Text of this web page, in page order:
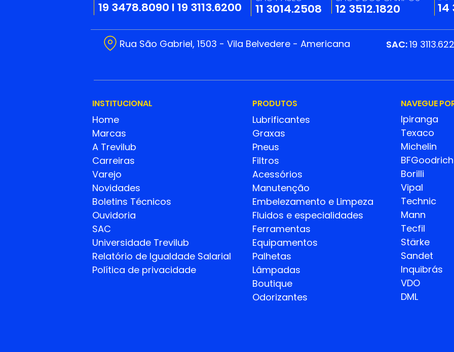
19 3478.8090 I19 3113.6200 11 3014.2508 12 3512.1820 14
Rua São Gabriel, 1503 - Vila Belvedere - Americana SAC:19
INSTITUCIONAL
Home
Marcas
A Trevilub
Carreiras
Varejo
Novidades
Boletins Técnicos
Ouvidoria
SAC
Universidade Trevilub
Relatório de Igualdade Salarial
Política de privacidade
PRODUTOS
Lubrificantes
Graxas
Pneus
Filtros
Acessórios
Manutenção
Embelezamento e Limpeza
Fluidos e especialidades
Ferramentas
Equipamentos
Palhetas
Lâmpadas
Boutique
Odorizantes
NAVEGUE
Ipiranga
Texaco
Michelin
BFGoodrich
Borilli
Vipal
Technic
Mann
Tecfil
Stärke
Sandet
Inquibrás
VDO
DML